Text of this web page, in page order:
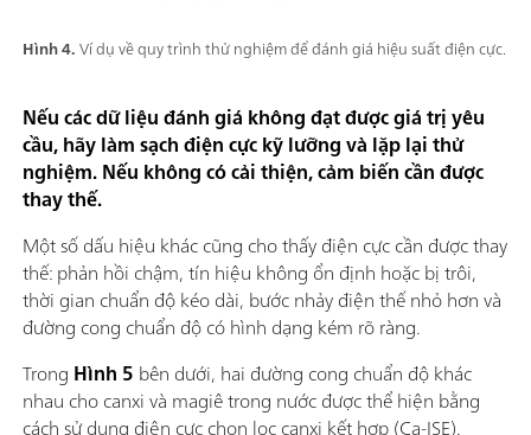
Hình 4.Ví dụ về quy trình thử nghiệm để đánh giá hiệu suất điện cực.
Nếu các dữ liệu đánh giá không đạt được giá trị yêu
cầu, hãy làm sạch điện cực kỹ lưỡng và lặp lại thử
nghiệm. Nếu không có cải thiện, cảm biến cần được
thay thế.
Một số dấu hiệu khác cũng cho thấy điện cực cần được thay
thế: phản hồi chậm, tín hiệu không ổn định hoặc bị trôi,
thời gian chuẩn độ kéo dài, bước nhảy điện thế nhỏ hơn và
đường cong chuẩn độ có hình dạng kém rõ ràng.
Trong Hình 5 bên dưới, hai đường cong chuẩn độ khác
nhau cho canxi và magiê trong nước được thể hiện bằng
cách sử dụng điện cực chọn lọc canxi kết hợp (Ca-ISE).